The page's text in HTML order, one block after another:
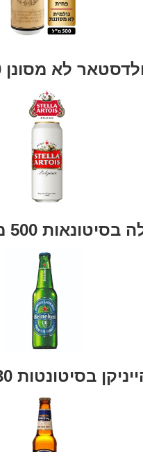
לא מסונן 500 מ"ל פחית
500 מ"ל פחיות 24 יח'
בסיטונטות 330 מ"ל בקבוק